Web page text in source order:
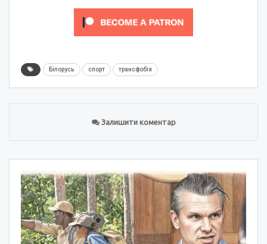
Білорусь спорт трансфобія
Залишити коментар